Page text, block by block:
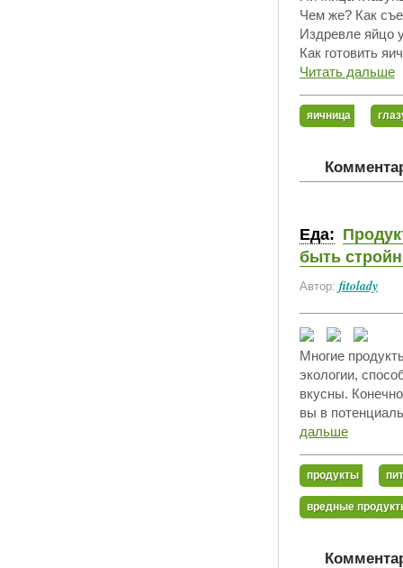
Чем же? Как
Издревле яйцо
Как готовить
Читать дальше
яичница
Еда:
быть
Автор: fitolady
Многие
экологии,
вкусны.
вы в
дальше
продукты
вредные